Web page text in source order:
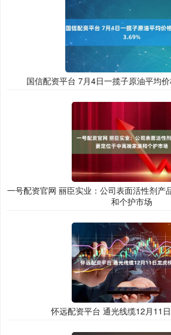
国信配资平台 7月4日一揽子原油平均
一号配资官网 丽臣实业：公司表面活性剂产
和个护市场
怀远配资平台 通光线缆12月11